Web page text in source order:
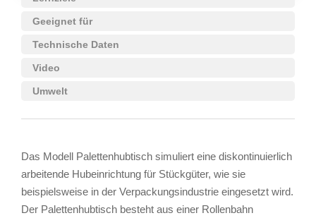
Geeignet für
Technische Daten
Video
Umwelt
Das Modell Palettenhubtisch simuliert eine diskontinuierlich
arbeitende Hubeinrichtung für Stückgüter, wie sie
beispielsweise in der Verpackungsindustrie eingesetzt wird.
Der Palettenhubtisch besteht aus einer Rollenbahn